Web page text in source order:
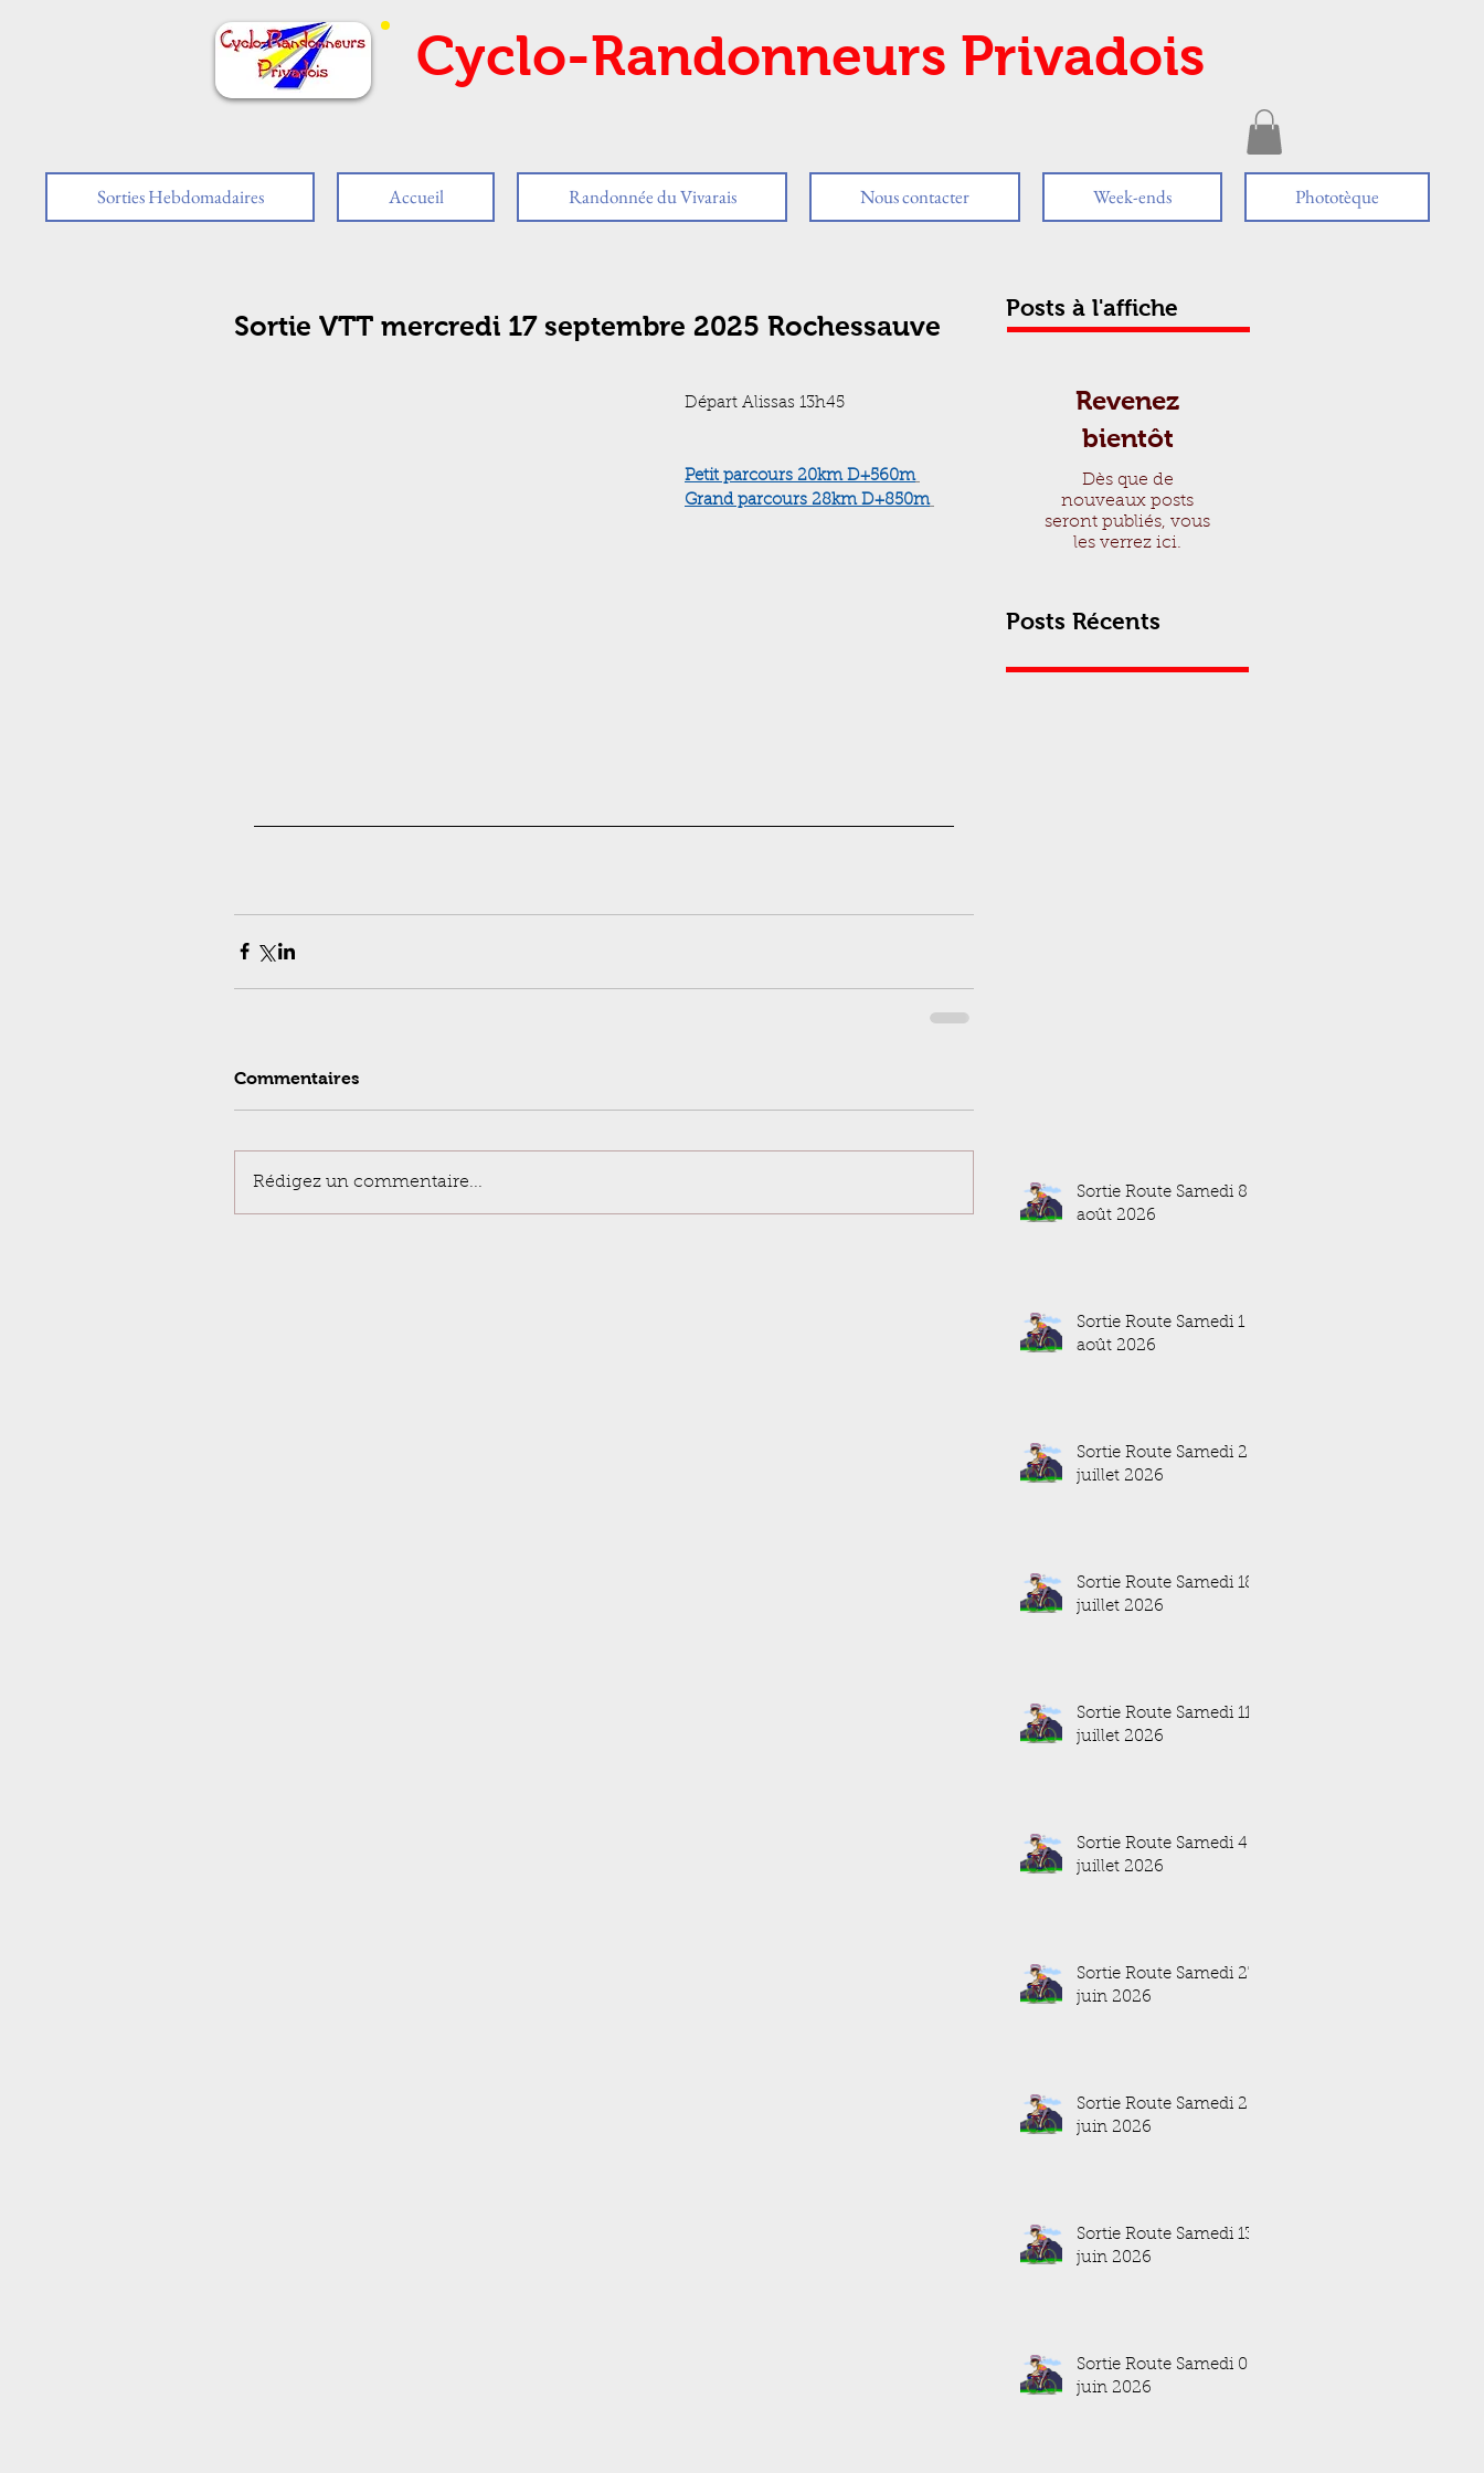
Cyclo-Randonneurs Privadois
Sorties Hebdomadaires Accueil Randonnée du Vivarais Nous contacter Week-ends Phototèque
Sortie VTT mercredi 17 septembre 2025 Rochessauve
Départ Alissas 13h45
Petit parcours 20km D+560m
Grand parcours 28km D+850m
Commentaires
Rédigez un commentaire...
Posts à l'affiche
Revenez
bientôt
Dès que de
nouveaux posts
seront publiés, vous
les verrez ici.
Posts Récents
Sortie Route Samedi 8
août 2026
Sortie Route Samedi 1
août 2026
Sortie Route Samedi 25
juillet 2026
Sortie Route Samedi 18
juillet 2026
Sortie Route Samedi 11
juillet 2026
Sortie Route Samedi 4
juillet 2026
Sortie Route Samedi 27
juin 2026
Sortie Route Samedi 20
juin 2026
Sortie Route Samedi 13
juin 2026
Sortie Route Samedi 06
juin 2026